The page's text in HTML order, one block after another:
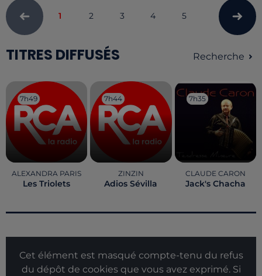
1 2 3 4 5
TITRES DIFFUSÉS Recherche
7h49
7h49
ALEXANDRA PARIS
Les Triolets
7h44
7h44
ZINZIN
Adios Sévilla
7h35
7h35
CLAUDE CARON
Jack's Chacha
Cet élément est masqué compte-tenu du refus
du dépôt de cookies que vous avez exprimé. Si